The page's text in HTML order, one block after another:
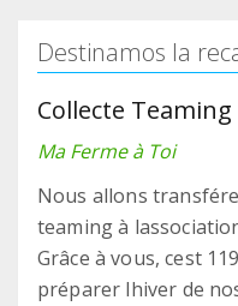
Destinamos la
Collecte Teaming
Ma Ferme à Toi
Nous allons
teaming à
Grâce à vous, cest
préparer lhiver de